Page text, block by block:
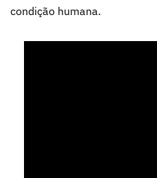
condição humana.